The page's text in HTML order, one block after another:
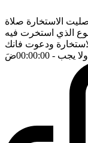
الاستخارة صلاة
الذي استخرت فيه
ودعوت فانك
يجب - 00:00:00 ضَ